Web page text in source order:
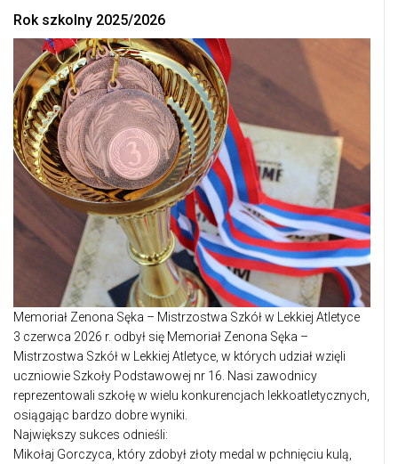
Rok szkolny 2025/2026
Memoriał Zenona Sęka – Mistrzostwa Szkół w Lekkiej Atletyce
3 czerwca 2026 r. odbył się Memoriał Zenona Sęka –
Mistrzostwa Szkół w Lekkiej Atletyce, w których udział wzięli
uczniowie Szkoły Podstawowej nr 16. Nasi zawodnicy
reprezentowali szkołę w wielu konkurencjach lekkoatletycznych,
osiągając bardzo dobre wyniki.
Największy sukces odnieśli:
Mikołaj Gorczyca, który zdobył złoty medal w pchnięciu kulą,